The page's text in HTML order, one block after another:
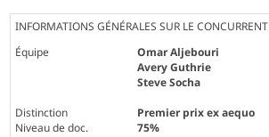
INFORMATIONS GÉNÉRALES SUR LE CONCURRENT
Équipe
Omar Aljebouri
Avery Guthrie
Steve Socha
Distinction
Premier prix ex aequo
Niveau de doc.
75%